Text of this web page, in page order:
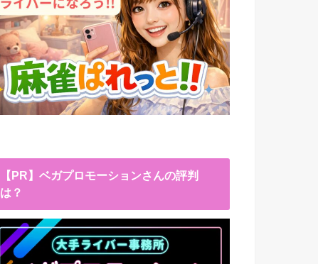
【PR】ベガプロモーションさんの評判
は？